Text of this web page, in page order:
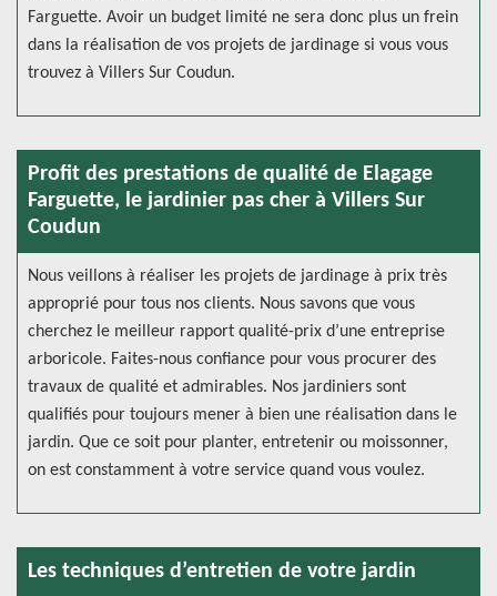
Farguette. Avoir un budget limité ne sera donc plus un frein
dans la réalisation de vos projets de jardinage si vous vous
trouvez à Villers Sur Coudun.
Profit des prestations de qualité de Elagage
Farguette, le jardinier pas cher à Villers Sur
Coudun
Nous veillons à réaliser les projets de jardinage à prix très
approprié pour tous nos clients. Nous savons que vous
cherchez le meilleur rapport qualité-prix d’une entreprise
arboricole. Faites-nous confiance pour vous procurer des
travaux de qualité et admirables. Nos jardiniers sont
qualifiés pour toujours mener à bien une réalisation dans le
jardin. Que ce soit pour planter, entretenir ou moissonner,
on est constamment à votre service quand vous voulez.
Les techniques d’entretien de votre jardin